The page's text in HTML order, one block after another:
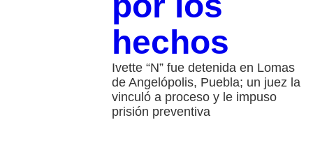
hechos
Ivette “N” fue detenida en Lomas
de Angelópolis, Puebla; un juez la
vinculó a proceso y le impuso
prisión preventiva